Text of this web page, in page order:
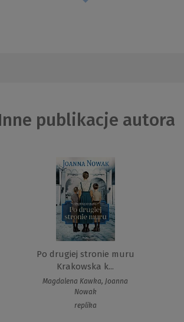
publikacje autora
Po drugiej stronie muru
Krakowska k...
Magdalena Kawka, Joanna
Nowak
replika